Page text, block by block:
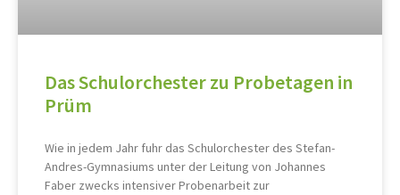
Das Schulorchester zu Probetagen in
Prüm
Wie in jedem Jahr fuhr das Schulorchester des Stefan-
Andres-Gymnasiums unter der Leitung von Johannes
Faber zwecks intensiver Probenarbeit zur